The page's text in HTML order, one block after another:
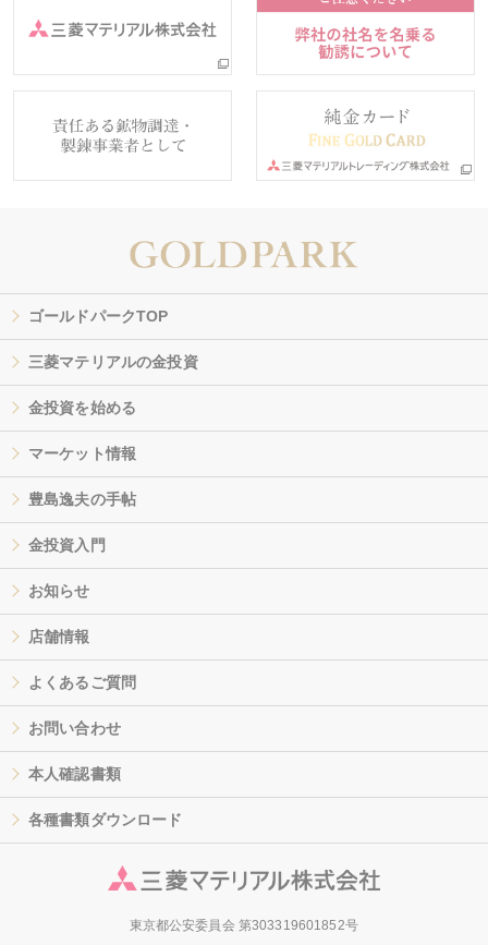
ゴールドパークTOP
三菱マテリアルの金投資
金投資を始める
マーケット情報
豊島逸夫の手帖
金投資入門
お知らせ
店舗情報
よくあるご質問
お問い合わせ
本人確認書類
各種書類ダウンロード
東京都公安委員会 第303319601852号